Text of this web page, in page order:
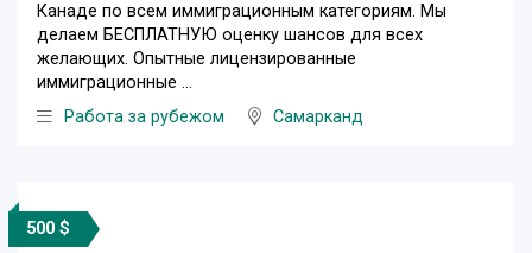
Канаде по всем иммиграционным категориям. Мы
делаем БЕСПЛАТНУЮ оценку шансов для всех
желающих. Опытные лицензированные
иммиграционные ...
Работа за рубежом
Самарканд
500 $